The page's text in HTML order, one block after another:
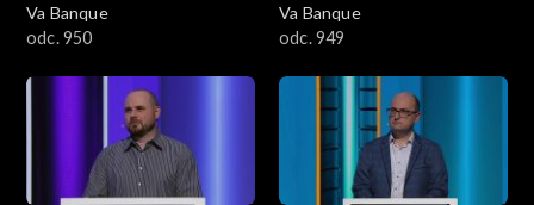
Va Banque
odc. 950
Va Banque
odc. 949